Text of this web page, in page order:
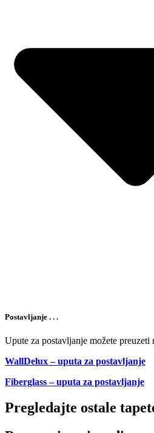
Postavljanje . . .
Upute za postavljanje možete preuzeti
WallDelux – uputa za postavljanje
Fiberglass – uputa za postavljanje
Pregledajte ostale